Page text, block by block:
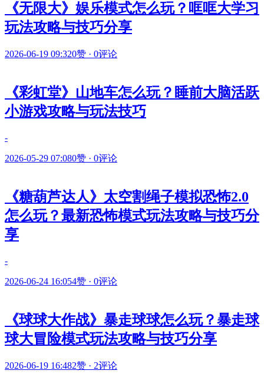
《无限大》娱乐模式怎么玩？哐哐大学习
玩法攻略与技巧分享
2026-06-19 09:320赞 · 0评论
《彩虹堂》山地车怎么玩？睡前大脑活跃
小游戏攻略与玩法技巧
-
2026-05-29 07:080赞 · 0评论
《糖葫芦达人》太空割绳子模拟恐怖2.0
怎么玩？最新恐怖模式玩法攻略与技巧分
享
-
2026-06-24 16:054赞 · 0评论
《球球大作战》暴走球球怎么玩？暴走球
球大冒险模式玩法攻略与技巧分享
2026-06-19 16:482赞 · 2评论